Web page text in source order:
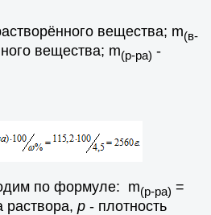
вещества; m(в-
вещества; m(р-ра) -
по формуле: m(р-ра) =
раствора, p - плотность